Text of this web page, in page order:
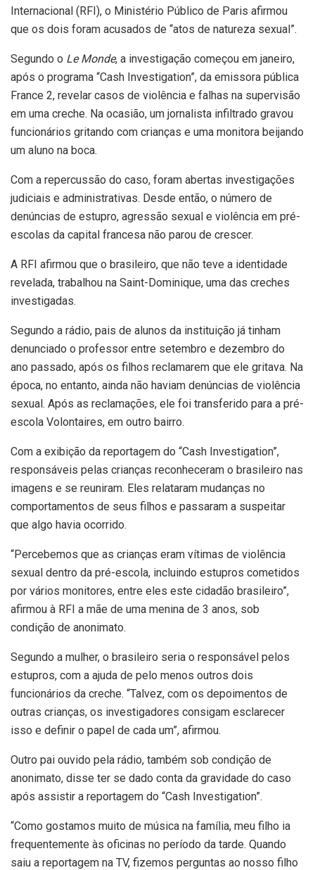
Internacional (RFI), o Ministério Público de Paris afirmou
que os dois foram acusados de “atos de natureza sexual”.
Segundo o Le Monde, a investigação começou em janeiro,
após o programa “Cash Investigation”, da emissora pública
France 2, revelar casos de violência e falhas na supervisão
em uma creche. Na ocasião, um jornalista infiltrado gravou
funcionários gritando com crianças e uma monitora beijando
um aluno na boca.
Com a repercussão do caso, foram abertas investigações
judiciais e administrativas. Desde então, o número de
denúncias de estupro, agressão sexual e violência em pré-
escolas da capital francesa não parou de crescer.
A RFI afirmou que o brasileiro, que não teve a identidade
revelada, trabalhou na Saint-Dominique, uma das creches
investigadas.
Segundo a rádio, pais de alunos da instituição já tinham
denunciado o professor entre setembro e dezembro do
ano passado, após os filhos reclamarem que ele gritava. Na
época, no entanto, ainda não haviam denúncias de violência
sexual. Após as reclamações, ele foi transferido para a pré-
escola Volontaires, em outro bairro.
Com a exibição da reportagem do “Cash Investigation”,
responsáveis pelas crianças reconheceram o brasileiro nas
imagens e se reuniram. Eles relataram mudanças no
comportamentos de seus filhos e passaram a suspeitar
que algo havia ocorrido.
“Percebemos que as crianças eram vítimas de violência
sexual dentro da pré-escola, incluindo estupros cometidos
por vários monitores, entre eles este cidadão brasileiro”,
afirmou à RFI a mãe de uma menina de 3 anos, sob
condição de anonimato.
Segundo a mulher, o brasileiro seria o responsável pelos
estupros, com a ajuda de pelo menos outros dois
funcionários da creche. “Talvez, com os depoimentos de
outras crianças, os investigadores consigam esclarecer
isso e definir o papel de cada um”, afirmou.
Outro pai ouvido pela rádio, também sob condição de
anonimato, disse ter se dado conta da gravidade do caso
após assistir a reportagem do “Cash Investigation”.
“Como gostamos muito de música na família, meu filho ia
frequentemente às oficinas no período da tarde. Quando
saiu a reportagem na TV, fizemos perguntas ao nosso filho